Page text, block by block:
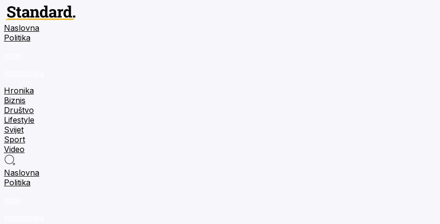
Naslovna
Politika
Hronika
Biznis
Društvo
Lifestyle
Svijet
Sport
Video
Naslovna
Politika